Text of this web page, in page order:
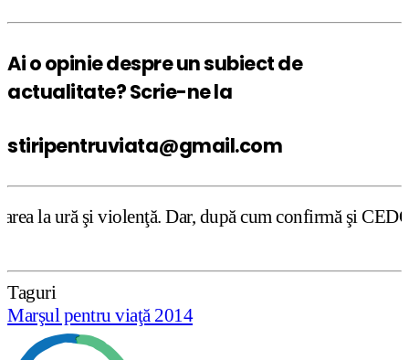
Ai o opinie despre un subiect de
actualitate? Scrie-ne la
stiripentruviata@gmail.com
Dar, după cum confirmă şi CEDO în cazul
Taguri
Marşul pentru viaţă 2014